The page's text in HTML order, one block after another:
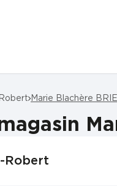
Marie Blachère
Robert